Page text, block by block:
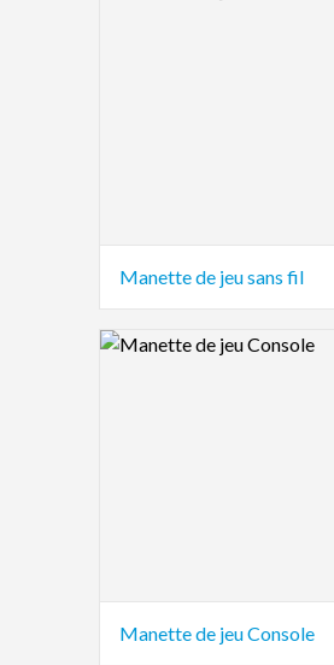
Manette de jeu sans fil
Logo Preview Image
Manette de jeu Console